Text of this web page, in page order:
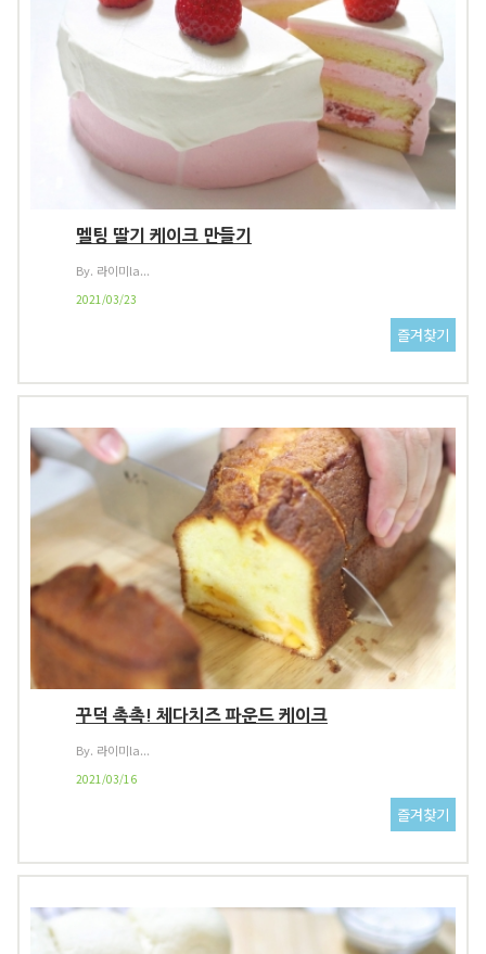
멜팅 딸기 케이크 만들기
By. 라이미la...
2021/03/23
꾸덕 촉촉! 체다치즈 파운드 케이크
By. 라이미la...
2021/03/16